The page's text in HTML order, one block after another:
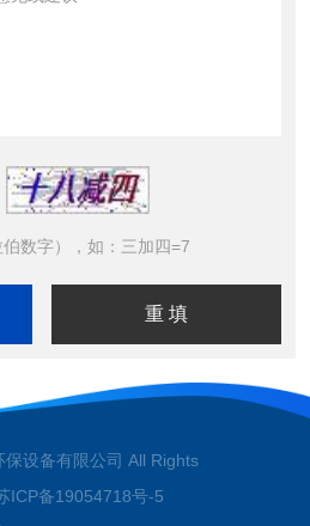
数字），如：三加四=7
设备有限公司 All Rights
ICP备19054718号-5